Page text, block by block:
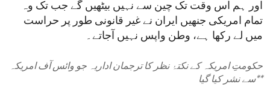
اور ہم اس وقت تک چین سے نہیں بیٹھیں گے جب تک وہ
تمام امریکی جنھیں ایران نے غیر قانونی طور پر حراست
میں لے رکھا ہے، وطن واپس نہیں آجاتے۔
حکومتِ امریکہ کے نکتۂ نظر کا ترجمان اداریہ جو وائس آف امریکہ
سے نشر کیا گیا**